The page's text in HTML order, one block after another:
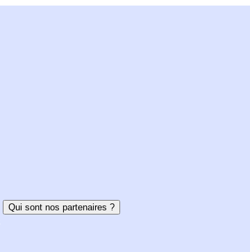
Qui sont nos partenaires ?